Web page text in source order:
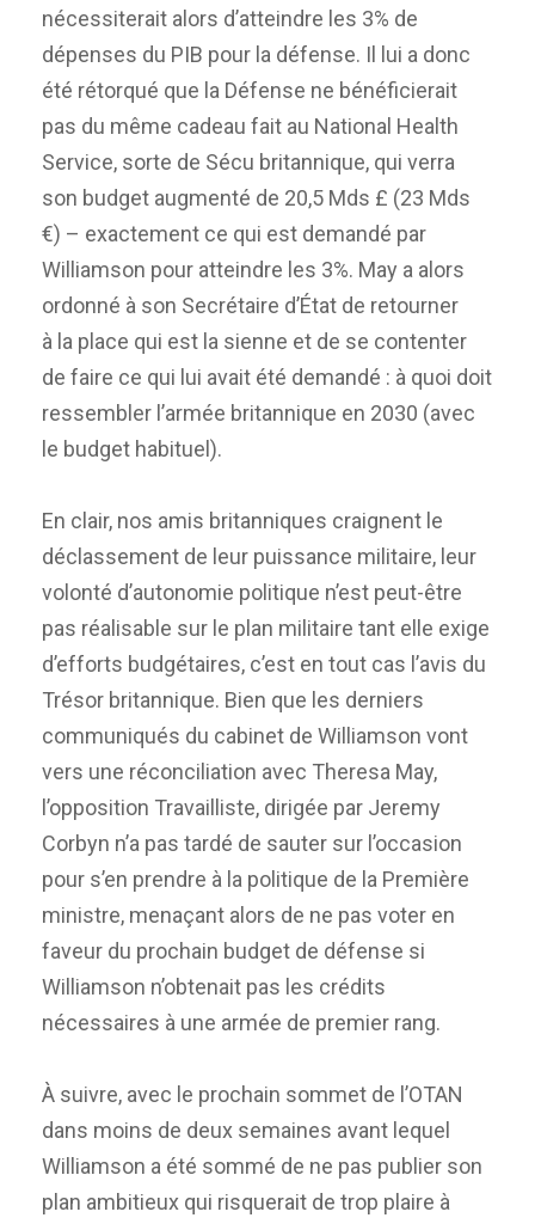
nécessiterait alors d’atteindre les 3% de
dépenses du PIB pour la défense. Il lui a donc
été rétorqué que la Défense ne bénéficierait
pas du même cadeau fait au National Health
Service, sorte de Sécu britannique, qui verra
son budget augmenté de 20,5 Mds £ (23 Mds
€) – exactement ce qui est demandé par
Williamson pour atteindre les 3%. May a alors
ordonné à son Secrétaire d’État de retourner
à la place qui est la sienne et de se contenter
de faire ce qui lui avait été demandé : à quoi doit
ressembler l’armée britannique en 2030 (avec
le budget habituel).
En clair, nos amis britanniques craignent le
déclassement de leur puissance militaire, leur
volonté d’autonomie politique n’est peut-être
pas réalisable sur le plan militaire tant elle exige
d’efforts budgétaires, c’est en tout cas l’avis du
Trésor britannique. Bien que les derniers
communiqués du cabinet de Williamson vont
vers une réconciliation avec Theresa May,
l’opposition Travailliste, dirigée par Jeremy
Corbyn n’a pas tardé de sauter sur l’occasion
pour s’en prendre à la politique de la Première
ministre, menaçant alors de ne pas voter en
faveur du prochain budget de défense si
Williamson n’obtenait pas les crédits
nécessaires à une armée de premier rang.
À suivre, avec le prochain sommet de l’OTAN
dans moins de deux semaines avant lequel
Williamson a été sommé de ne pas publier son
plan ambitieux qui risquerait de trop plaire à